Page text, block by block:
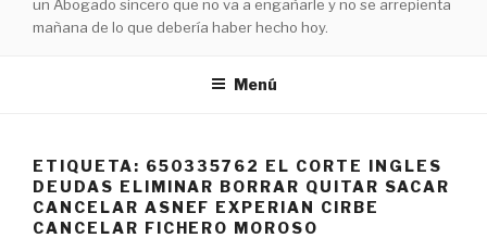
un Abogado sincero que no va a engañarle y no se arrepienta
mañana de lo que debería haber hecho hoy.
Menú
ETIQUETA: 650335762 EL CORTE INGLES
DEUDAS ELIMINAR BORRAR QUITAR SACAR
CANCELAR ASNEF EXPERIAN CIRBE
CANCELAR FICHERO MOROSO